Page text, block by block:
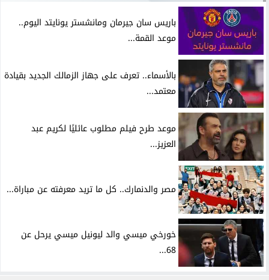
باريس سان جيرمان ومانشستر يونايتد اليوم..
موعد القمة...
بالأسماء.. تعرف على جهاز الزمالك الجديد بقيادة
معتمد...
موعد طرح فيلم مطلوب عائليًا لكريم عبد
العزيز...
مصر والدنمارك.. كل ما تريد معرفته عن مباراة...
خورخي ميسي والد ليونيل ميسي يرحل عن
68...